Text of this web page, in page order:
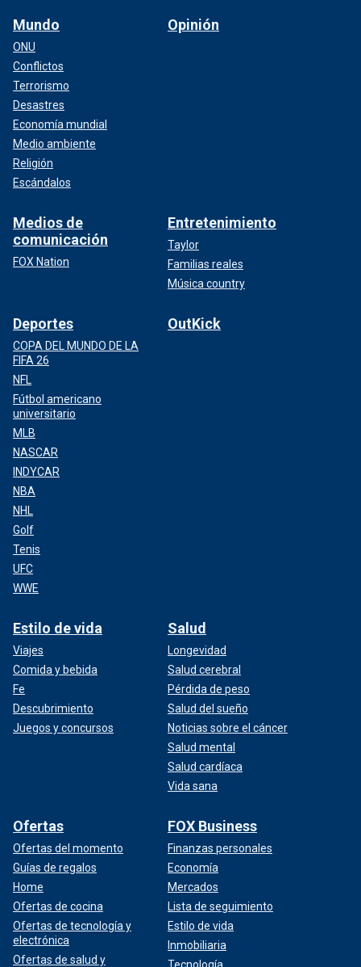
Mundo
ONU
Conflictos
Terrorismo
Desastres
Economía mundial
Medio ambiente
Religión
Escándalos
Opinión
Medios de
comunicación
FOX Nation
Entretenimiento
Taylor
Familias reales
Música country
Deportes
COPA DEL MUNDO DE LA
FIFA 26
NFL
Fútbol americano
universitario
MLB
NASCAR
INDYCAR
NBA
NHL
Golf
Tenis
UFC
WWE
OutKick
Estilo de vida
Viajes
Comida y bebida
Fe
Descubrimiento
Juegos y concursos
Salud
Longevidad
Salud cerebral
Pérdida de peso
Salud del sueño
Noticias sobre el cáncer
Salud mental
Salud cardíaca
Vida sana
Ofertas
Ofertas del momento
Guías de regalos
Home
Ofertas de cocina
Ofertas de tecnología y
electrónica
Ofertas de salud y
FOX Business
Finanzas personales
Economía
Mercados
Lista de seguimiento
Estilo de vida
Inmobiliaria
Tecnología